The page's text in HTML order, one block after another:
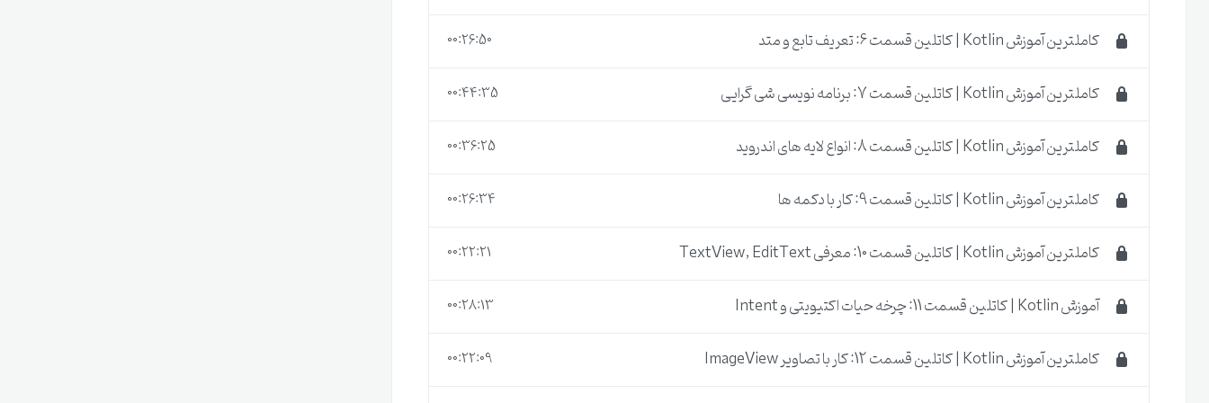
وجود نداشته باشد.
کاملترین آموزش Kotlin | کاتلین قسمت 6: تعریف تابع و متد 00:26:50
کاملترین آموزش Kotlin | کاتلین قسمت 7: برنامه نویسی شی گرایی 00:44:35
کاملترین آموزش Kotlin | کاتلین قسمت 8: انواع لایه های اندروید 00:36:25
کاملترین آموزش Kotlin | کاتلین قسمت 9: کار با دکمه ها 00:26:34
کاملترین آموزش Kotlin | کاتلین قسمت 10: معرفی TextView, EditText 00:22:21
آموزش Kotlin | کاتلین قسمت 11: چرخه حیات اکتیویتی و Intent 00:28:13
کاملترین آموزش Kotlin | کاتلین قسمت 12: کار با تصاویر ImageView 00:22:09